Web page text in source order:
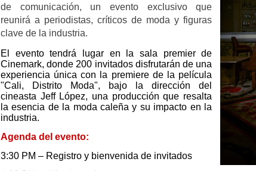
de comunicación, un evento exclusivo que
reunirá a periodistas, críticos de moda y figuras
clave de la industria.
El evento tendrá lugar en la sala premier de
Cinemark, donde 200 invitadosdisfrutarán de una
experiencia única con la premiere de la película
"Cali, Distrito Moda", bajo la dirección del
cineasta Jeff López, una producción que resalta
la esencia de la moda caleña y su impacto en la
industria.
Agenda del evento:
3:30 PM – Registro y bienvenida de invitados